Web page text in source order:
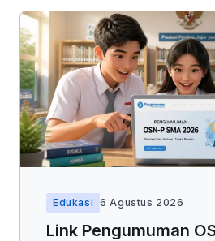
Edukasi 6 Agustus 2026
Link Pengumuman